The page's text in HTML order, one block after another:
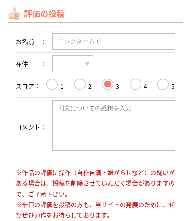
評価の投稿
お名前
在住
スコア 1 2 3 4 5
コメント
※作品の評価に操作（自作自演・嫌がらせなど）の疑いが
ある場合は、投稿を削除させていただく場合がありますの
で、ご了承下さい。
※辛口の評価を投稿の方も、当サイトの発展のために、ぜ
ひぜひ力作をお待ちしております。